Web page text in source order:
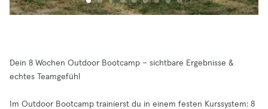
Dein 8 Wochen Outdoor Bootcamp – sichtbare Ergebnisse &
echtes Teamgefühl
Im Outdoor Bootcamp trainierst du in einem festen Kurssystem: 8